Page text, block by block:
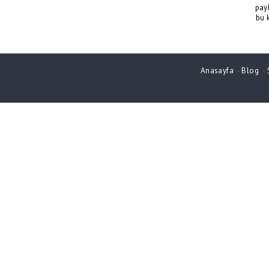
bu
Anasayfa -Blog -